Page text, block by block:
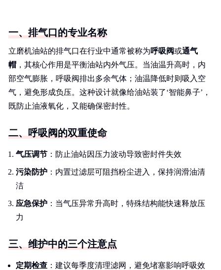
一、排气口的专业名称
立磨机油站的排气口在行业中通常被称为呼吸阀或通气
帽 ，其核心作用是平衡油站内外气压。当油温升高时，内
部空气膨胀，呼吸阀排出多余气体；油温降低时则吸入空
气，避免形成负压。这种设计就像给油站装了‘智能鼻子’，
既防止油液氧化，又能确保密封性。
二、呼吸阀的双重使命
气压调节 ：防止油站因压力波动导致密封件失效
污染防护 ：内置过滤层可阻挡粉尘进入，保持润滑油清
洁
应急保护 ：当气压异常升高时，特殊结构能快速释放压
力
三、维护中的三个注意点
定期检查 ：建议每季度清理滤网，避免堵塞影响呼吸效